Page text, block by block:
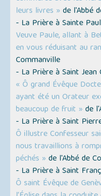
leurs livres » de l'Abbé
- La Prière à Sainte
Veuve Paule, allant à
en vous réduisant au
Commanville
- La Prière à Saint
« Ô grand Évêque
ayant été un Orateur
beaucoup de fruit » de
- La Prière à Saint
Ô illustre Confesseur
nous travaillions à
péchés » de l'Abbé de
- La Prière à Saint
Ô saint Évêque de